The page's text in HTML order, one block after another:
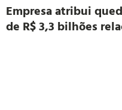
Empresa atribui
de R$ 3,3 bilhões